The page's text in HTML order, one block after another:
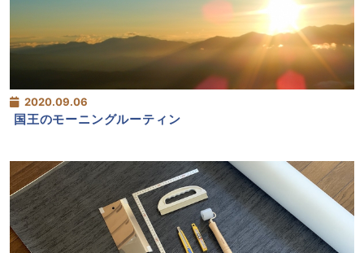
2020.09.06
国王のモーニングルーティン